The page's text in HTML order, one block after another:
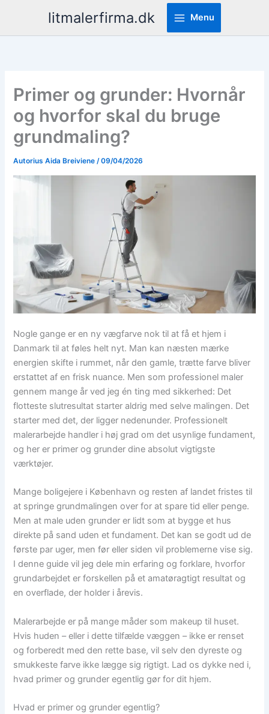
turinio
litmalerfirma.dk Menu
Primer og grunder: Hvornår
og hvorfor skal du bruge
grundmaling?
Autorius Aida Breiviene/09/04/2026
Nogle gange er en ny vægfarve nok til at få et hjem i
Danmark til at føles helt nyt. Man kan næsten mærke
energien skifte i rummet, når den gamle, trætte farve bliver
erstattet af en frisk nuance. Men som professionel maler
gennem mange år ved jeg én ting med sikkerhed: Det
flotteste slutresultat starter aldrig med selve malingen. Det
starter med det, der ligger nedenunder. Professionelt
malerarbejde handler i høj grad om det usynlige fundament,
og her er primer og grunder dine absolut vigtigste
værktøjer.
Mange boligejere i København og resten af landet fristes til
at springe grundmalingen over for at spare tid eller penge.
Men at male uden grunder er lidt som at bygge et hus
direkte på sand uden et fundament. Det kan se godt ud de
første par uger, men før eller siden vil problemerne vise sig.
I denne guide vil jeg dele min erfaring og forklare, hvorfor
grundarbejdet er forskellen på et amatøragtigt resultat og
en overflade, der holder i årevis.
Malerarbejde er på mange måder som makeup til huset.
Hvis huden – eller i dette tilfælde væggen – ikke er renset
og forberedt med den rette base, vil selv den dyreste og
smukkeste farve ikke lægge sig rigtigt. Lad os dykke ned i,
hvad primer og grunder egentlig gør for dit hjem.
Hvad er primer og grunder egentlig?